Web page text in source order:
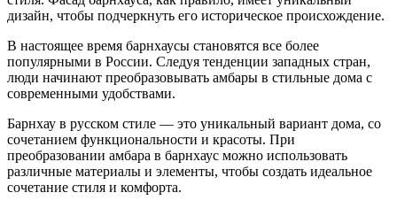
дизайн, чтобы подчеркнуть его историческое происхождение.
В настоящее время барнхаусы становятся все более
популярными в России. Следуя тенденции западных стран,
люди начинают преобразовывать амбары в стильные дома с
современными удобствами.
Барнхау в русском стиле — это уникальный вариант дома, со
сочетанием функциональности и красоты. При
преобразовании амбара в барнхаус можно использовать
различные материалы и элементы, чтобы создать идеальное
сочетание стиля и комфорта.